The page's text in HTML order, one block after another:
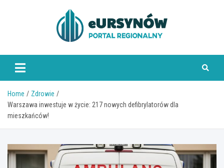
Home
Zdrowie
Warszawa inwestuje w życie: 217 nowych defibrylatorów dla
mieszkańców!